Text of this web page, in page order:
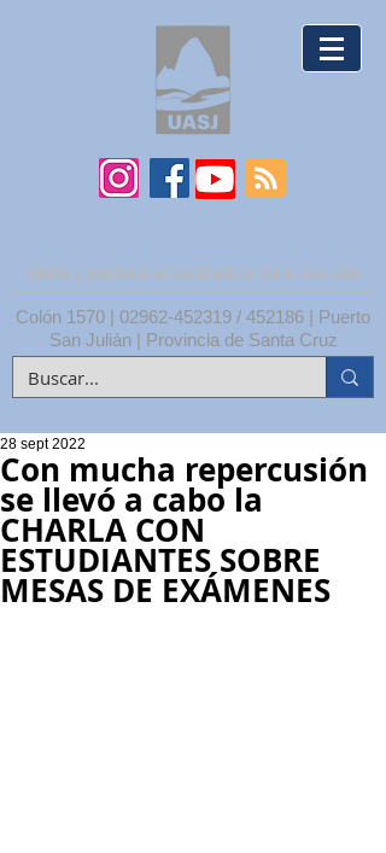
UNPA | UNIDAD ACADÉMICA SAN JULIÁN
Colón 1570 | 02962-452319 / 452186 | Puerto
San Julián | Provincia de Santa Cruz
Con mucha repercusión
se llevó a cabo la
CHARLA CON
ESTUDIANTES SOBRE
MESAS DE EXÁMENES
28 sept 2022